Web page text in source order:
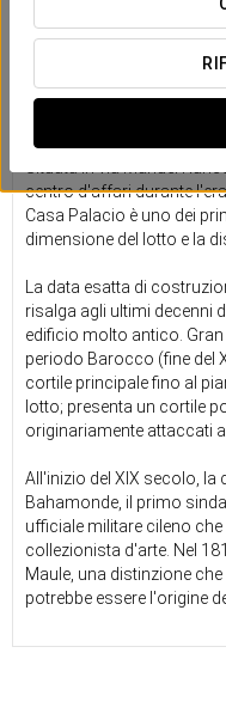
Un rifugio
vecchio
centro d'affari durante
Casa Palacio è uno dei
dimensione del lotto e la
La data esatta di
risalga agli ultimi decenni
edificio molto antico. Gran
periodo Barocco (fine del
cortile principale fino al
lotto; presenta un cortile
originariamente attaccati
All'inizio del XIX secolo, la
Bahamonde, il primo
ufficiale militare cileno
collezionista d'arte. Nel
Maule, una distinzione
potrebbe essere l'origine